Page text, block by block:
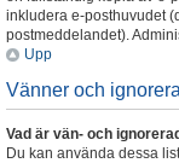
inkludera e-posthuvudet
postmeddelandet).
Upp
Vänner och
Vad är vän- och
Du kan använda dessa